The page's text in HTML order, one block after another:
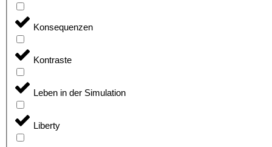
Konsequenzen
Kontraste
Leben in der Simulation
Liberty